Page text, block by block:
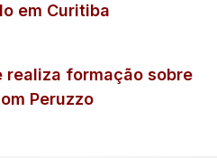
em Curitiba
realiza formação sobre
Peruzzo